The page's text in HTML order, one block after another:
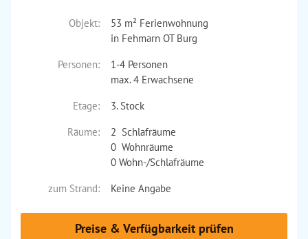
Objekt:
53 m² Ferienwohnung
in Fehmarn OT Burg
Personen:
1-4 Personen
max. 4 Erwachsene
Etage:
3. Stock
Räume:
2 Schlafräume
0 Wohnräume
0 Wohn-/Schlafräume
zum Strand:
Keine Angabe
Preise & Verfügbarkeit prüfen